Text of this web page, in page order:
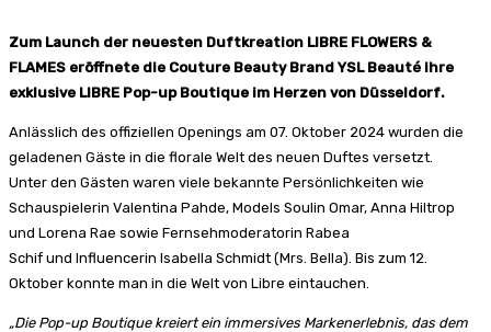
Zum Launch der neuesten Duftkreation LIBRE FLOWERS &
FLAMES eröffnete die Couture Beauty Brand YSL Beauté ihre
exklusive LIBRE Pop-up Boutique im Herzen von Düsseldorf.
Anlässlich des offiziellen Openings am 07. Oktober 2024 wurden die
geladenen Gäste in die florale Welt des neuen Duftes versetzt.
Unter den Gästen waren viele bekannte Persönlichkeiten wie
Schauspielerin Valentina Pahde, Models Soulin Omar, Anna Hiltrop
und Lorena Rae sowie Fernsehmoderatorin Rabea
Schif und Influencerin Isabella Schmidt (Mrs. Bella). Bis zum 12.
Oktober konnte man in die Welt von Libre eintauchen.
„Die Pop-up Boutique kreiert ein immersives Markenerlebnis, das dem